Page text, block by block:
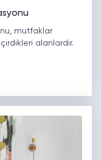
mutfaklar
alanlardır.